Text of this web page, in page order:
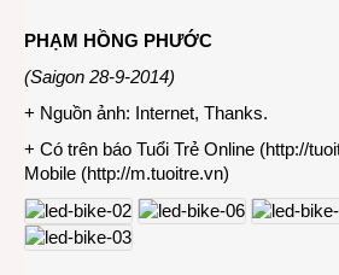
PHẠM HỒNG PHƯỚC
(Saigon 28-9-2014)
+ Nguồn ảnh: Internet, Thanks.
+ Có trên báo Tuổi Trẻ Online (http://
Mobile (http://m.tuoitre.vn)